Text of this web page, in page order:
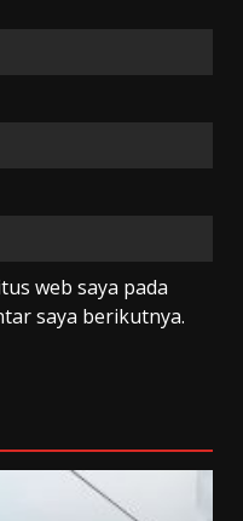
web saya pada
saya berikutnya.